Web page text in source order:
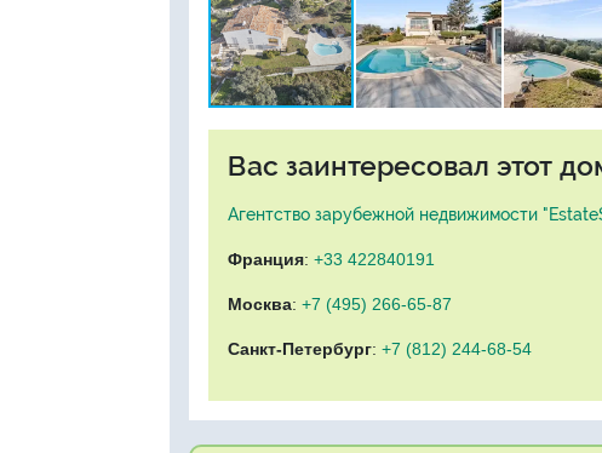
Вас заинтересовал этот
Агентство зарубежной недвижимости
Франция: +33 422840191
Москва: +7 (495) 266-65-87
Санкт-Петербург: +7 (812) 244-68-54